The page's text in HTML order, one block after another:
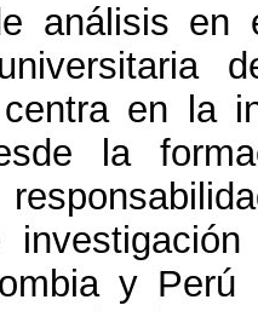
análisis en
en la
la
y